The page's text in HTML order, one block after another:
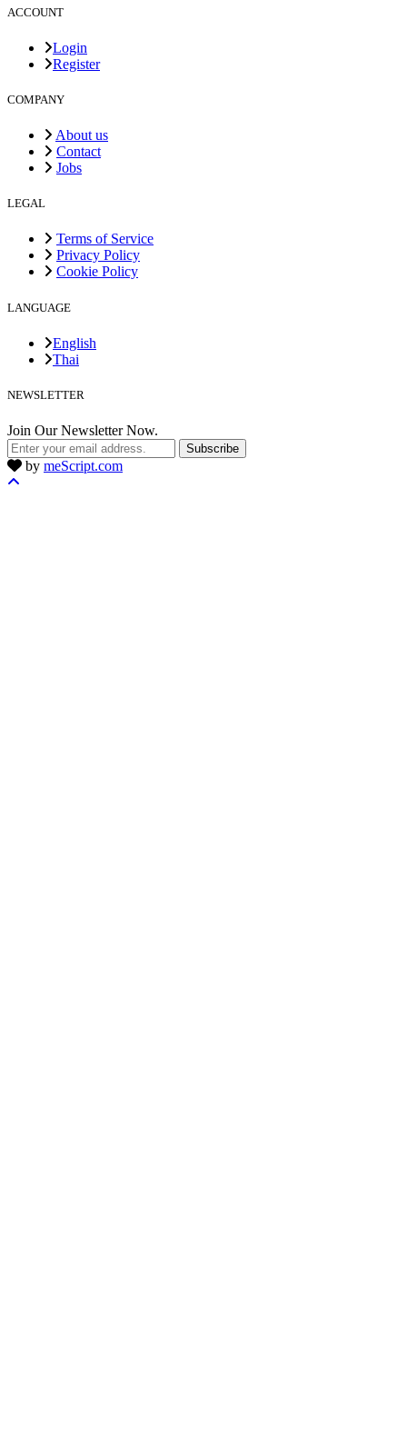
ACCOUNT
Login
Register
COMPANY
About us
Contact
Jobs
LEGAL
Terms of Service
Privacy Policy
Cookie Policy
LANGUAGE
English
Thai
NEWSLETTER
Join Our Newsletter Now.
Subscribe
by meScript.com